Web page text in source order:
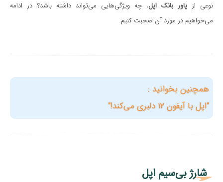
نوعی از پاور بانک اپل، چه ویژگی‌هایی می‌تواند داشته باشد؟ در ادامه
می‌خواهیم در مورد آن صحبت کنیم.
همچنین بخوانید :
"اپل با آیفون ۱۲ دلبری می‌کند!"
شارژ بی‌سیم اپل